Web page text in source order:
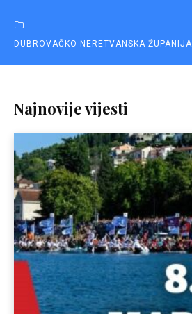
DUBROVAČKO-NERETVANSKA ŽUPANIJA
Najnovije vijesti